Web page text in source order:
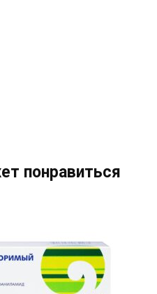
понравиться